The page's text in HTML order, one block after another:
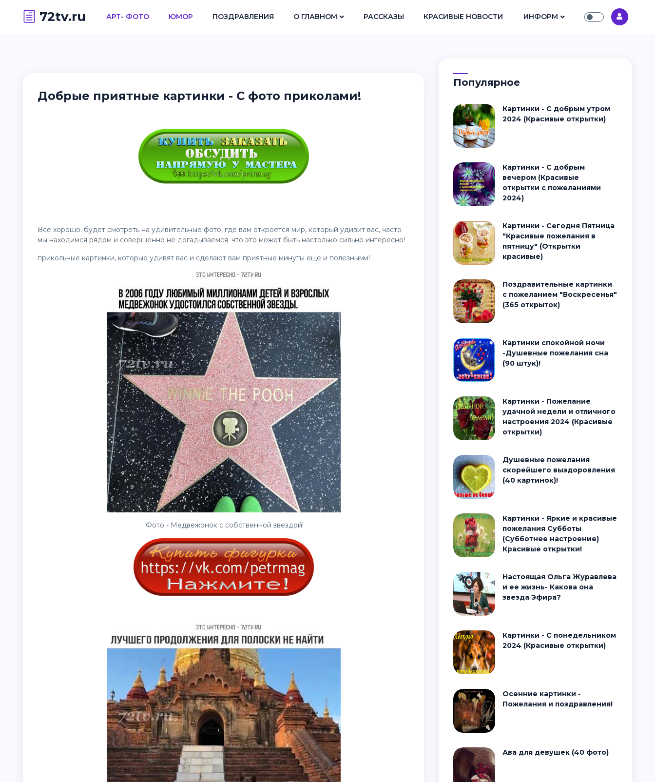
72tv.ru АРТ- ФОТО ЮМОР ПОЗДРАВЛЕНИЯ О ГЛАВНОМ РАССКАЗЫ КРАСИВЫЕ НОВОСТИ ИНФОРМ
Добрые приятные картинки - С фото приколами!
Все хорошо. будет смотреть на удивительные фото, где вам откроется мир, который удивит вас, часто
мы находимся рядом и совершенно не догадываемся. что это может быть настолько сильно интересно!
прикольные картинки, которые удивят вас и сделают вам приятные минуты еще и полезными!
Фото - Медвежонок с собственной звездой!
Популярное
Картинки - С добрым утром
2024 (Красивые открытки)
Картинки - С добрым
вечером (Красивые
открытки с пожеланиями
2024)
Картинки - Сегодня Пятница
"Красивые пожелания в
пятницу" (Открытки
красивые)
Поздравительные картинки
с пожеланием "Воскресенья"
(365 открыток)
Картинки спокойной ночи
-Душевные пожелания сна
(90 штук)!
Картинки - Пожелание
удачной недели и отличного
настроения 2024 (Красивые
открытки)
Душевные пожелания
скорейшего выздоровления
(40 картинок)!
Картинки - Яркие и красивые
пожелания Субботы
(Субботнее настроение)
Красивые открытки!
Настоящая Ольга Журавлева
и ее жизнь- Какова она
звезда Эфира?
Картинки - С понедельником
2024 (Красивые открытки)
Осенние картинки -
Пожелания и поздравления!
Ава для девушек (40 фото)